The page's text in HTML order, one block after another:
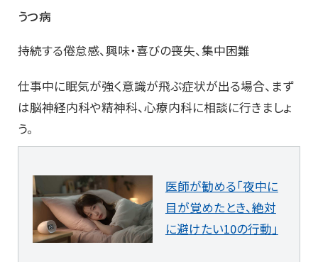
うつ病
持続する倦怠感、興味・喜びの喪失、集中困難
仕事中に眠気が強く意識が飛ぶ症状が出る場合、まず
は脳神経内科や精神科、心療内科に相談に行きましょ
う。
医師が勧める「夜中に
目が覚めたとき、絶対
に避けたい10の行動」